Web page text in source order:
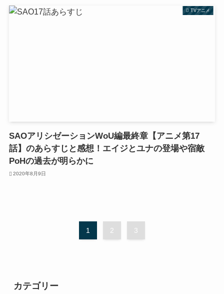
TVアニメ
SAOアリシゼーションWoU編最終章【アニメ第17
話】のあらすじと感想！エイジとユナの登場や宿敵
PoHの過去が明らかに
2020年8月9日
1 2 3
カテゴリー